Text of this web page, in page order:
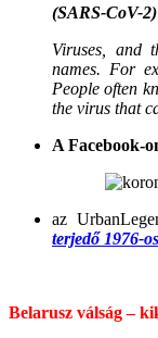
(SARS-CoV-2)
Viruses, and
names. For
People often
the virus that
A Facebook-
az
terjedő 1976-
Belarusz válság –